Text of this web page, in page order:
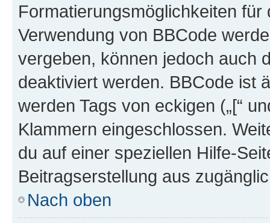
Formatierungsmöglichkeiten
Verwendung von BBCode
vergeben, können jedoch auch
deaktiviert werden. BBCode ist
werden Tags von eckigen („[“
Klammern eingeschlossen.
du auf einer speziellen Hilfe-
Beitragserstellung aus
Nach oben